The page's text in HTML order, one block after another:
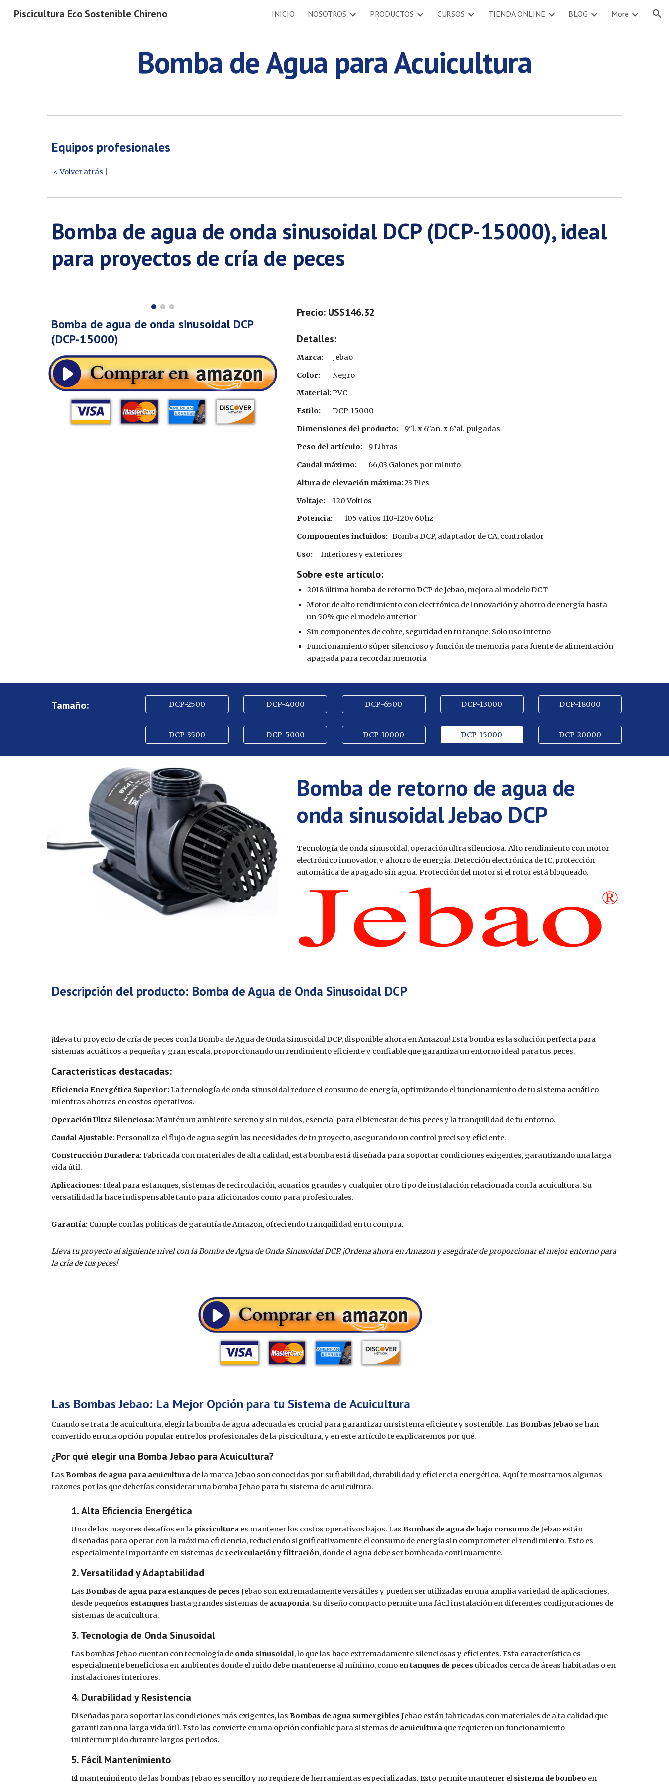
Skip to main content Skip to navigation
Piscicultura Eco Sostenible Chireno INICIO NOSOTROS PRODUCTOS CURSOS TIENDA ONLINE BLOG More
Bomba de Agua para Acuicultura
Equipos profesionales
< Volver atrás |
Bomba de agua de onda sinusoidal DCP (DCP-15000), ideal
para proyectos de cría de peces
Bomba de agua de onda sinusoidal DCP
(DCP-15000)
Precio: US$146.32
Detalles:
Marca:
Jebao
Color:
Negro
Material:PVC
Estilo:
DCP-15000
Dimensiones del producto:
9"l. x 6"an. x 6"al. pulgadas
Peso del artículo:
9 Libras
Caudal máximo:
66,03 Galones por minuto
Altura de elevación máxima:23 Pies
Voltaje:
120 Voltios
Potencia:
105 vatios 110-120v 60hz
Componentes incluidos: ‎Bomba DCP, adaptador de CA, controlador
Uso:
‎Interiores y exteriores
Sobre este artículo:
2018 última bomba de retorno DCP de Jebao, mejora al modelo DCT
Motor de alto rendimiento con electrónica de innovación y ahorro de energía hasta
un 50% que el modelo anterior
Sin componentes de cobre, seguridad en tu tanque. Solo uso interno
Funcionamiento súper silencioso y función de memoria para fuente de alimentación
apagada para recordar memoria
Tamaño: DCP-2500
DCP-3500
DCP-4000
DCP-5000
DCP-6500
DCP-10000
DCP-13000
DCP-15000
DCP-18000
DCP-20000
Bomba de retorno de agua de
onda sinusoidal Jebao DCP
Tecnología de onda sinusoidal, operación ultra silenciosa. Alto rendimiento con motor
electrónico innovador, y ahorro de energía. Detección electrónica de IC, protección
automática de apagado sin agua. Protección del motor si el rotor está bloqueado.
Descripción del producto: Bomba de Agua de Onda Sinusoidal DCP
¡Eleva tu proyecto de cría de peces con la Bomba de Agua de Onda Sinusoidal DCP, disponible ahora en Amazon! Esta bomba es la solución perfecta para
sistemas acuáticos a pequeña y gran escala, proporcionando un rendimiento eficiente y confiable que garantiza un entorno ideal para tus peces.
Características destacadas:
Eficiencia Energética Superior:La tecnología de onda sinusoidal reduce el consumo de energía, optimizando el funcionamiento de tu sistema acuático
mientras ahorras en costos operativos.
Operación Ultra Silenciosa:Mantén un ambiente sereno y sin ruidos, esencial para el bienestar de tus peces y la tranquilidad de tu entorno.
Caudal Ajustable:Personaliza el flujo de agua según las necesidades de tu proyecto, asegurando un control preciso y eficiente.
Construcción Duradera:Fabricada con materiales de alta calidad, esta bomba está diseñada para soportar condiciones exigentes, garantizando una larga
vida útil.
Aplicaciones:Ideal para estanques, sistemas de recirculación, acuarios grandes y cualquier otro tipo de instalación relacionada con la acuicultura. Su
versatilidad la hace indispensable tanto para aficionados como para profesionales.
Garantía: Cumple con las políticas de garantía de Amazon, ofreciendo tranquilidad en tu compra.
Lleva tu proyecto al siguiente nivel con la Bomba de Agua de Onda Sinusoidal DCP. ¡Ordena ahora en Amazon y asegúrate de proporcionar el mejor entorno para
la cría de tus peces!
Las Bombas Jebao: La Mejor Opción para tu Sistema de Acuicultura
Cuando se trata de acuicultura, elegir la bomba de agua adecuada es crucial para garantizar un sistema eficiente y sostenible. Las Bombas Jebao se han
convertido en una opción popular entre los profesionales de la piscicultura, y en este artículo te explicaremos por qué.
¿Por qué elegir una Bomba Jebao para Acuicultura?
Las Bombas de agua para acuiculturade la marca Jebao son conocidas por su fiabilidad, durabilidad y eficiencia energética. Aquí te mostramos algunas
razones por las que deberías considerar una bomba Jebao para tu sistema de acuicultura.
Alta Eficiencia Energética
Uno de los mayores desafíos en la pisciculturaes mantener los costos operativos bajos. Las Bombas de agua de bajo consumo de Jebao están
diseñadas para operar con la máxima eficiencia, reduciendo significativamente el consumo de energía sin comprometer el rendimiento. Esto es
especialmente importante en sistemas de recirculaciónyfiltración, donde el agua debe ser bombeada continuamente.
2. Versatilidad y Adaptabilidad
Las Bombas de agua para estanques de pecesJebao son extremadamente versátiles y pueden ser utilizadas en una amplia variedad de aplicaciones,
desde pequeños estanqueshasta grandes sistemas de acuaponía. Su diseño compacto permite una fácil instalación en diferentes configuraciones de
sistemas de acuicultura.
3. Tecnología de Onda Sinusoidal
Las bombas Jebao cuentan con tecnología de onda sinusoidal, lo que las hace extremadamente silenciosas y eficientes. Esta característica es
especialmente beneficiosa en ambientes donde el ruido debe mantenerse al mínimo, como entanques de pecesubicados cerca de áreas habitadas o en
instalaciones interiores.
4. Durabilidad y Resistencia
Diseñadas para soportar las condiciones más exigentes, las Bombas de agua sumergiblesJebao están fabricadas con materiales de alta calidad que
garantizan una larga vida útil. Esto las convierte en una opción confiable para sistemas de acuiculturaque requieren un funcionamiento
ininterrumpido durante largos periodos.
5. Fácil Mantenimiento
El mantenimiento de las bombas Jebao es sencillo y no requiere de herramientas especializadas. Esto permite mantener el sistema de bombeo en